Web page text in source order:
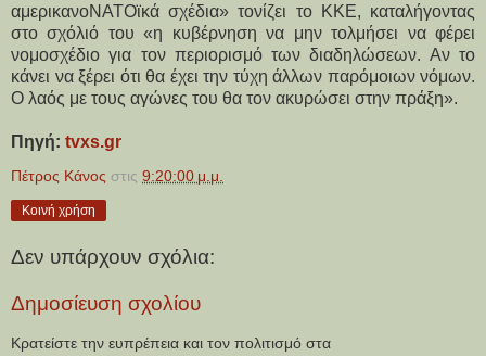
αμερικανοΝΑΤΟϊκά σχέδια» τονίζει το ΚΚΕ, καταλήγοντας
στο σχόλιό του «η κυβέρνηση να μην τολμήσει να φέρει
νομοσχέδιο για τον περιορισμό των διαδηλώσεων. Αν το
κάνει να ξέρει ότι θα έχει την τύχη άλλων παρόμοιων νόμων.
Ο λαός με τους αγώνες του θα τον ακυρώσει στην πράξη».
Πηγή: tvxs.gr
Πέτρος Κάνος στις 9:20:00 μ.μ.
Κοινή χρήση
Δεν υπάρχουν σχόλια:
Δημοσίευση σχολίου
Κρατείστε την ευπρέπεια και τον πολιτισμό στα